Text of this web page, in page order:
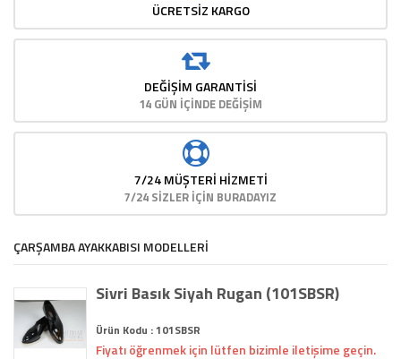
ÜCRETSİZ KARGO
DEĞIŞIM GARANTISI
14 GÜN İÇİNDE DEĞİŞİM
7/24 MÜŞTERİ HİZMETİ
7/24 SİZLER İÇİN BURADAYIZ
ÇARŞAMBA AYAKKABISI MODELLERİ
Sivri Basık Siyah Rugan (101SBSR)
Ürün Kodu : 101SBSR
Fiyatı öğrenmek için lütfen bizimle iletişime geçin.